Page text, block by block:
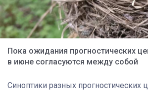
Пока ожидания прогностических
в июне согласуются между собой
Синоптики разных прогностических